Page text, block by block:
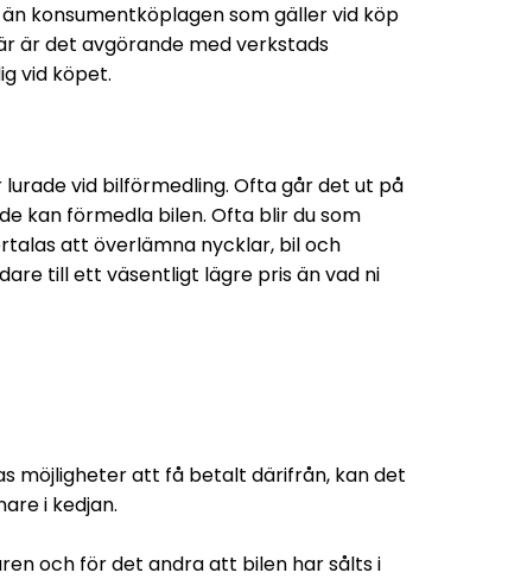
konsumentköplagen som gäller vid köp
är det avgörande med verkstads
vid köpet.
vid bilförmedling. Ofta går det ut på
kan förmedla bilen. Ofta blir du som
att överlämna nycklar, bil och
till ett väsentligt lägre pris än vad ni
möjligheter att få betalt därifrån, kan det
i kedjan.
och för det andra att bilen har sålts i